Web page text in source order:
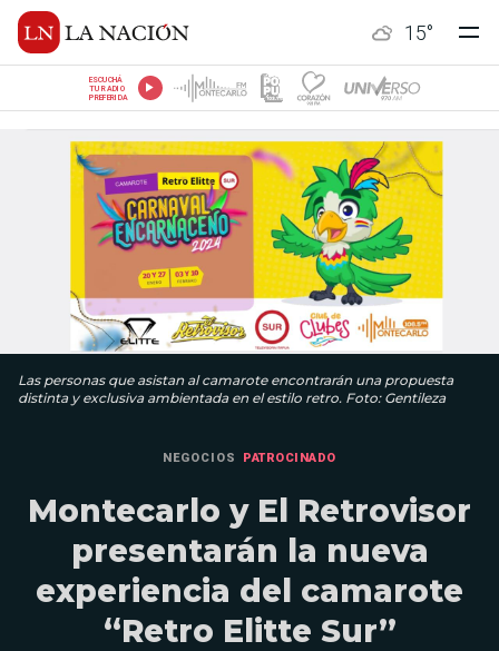
15°
ESCUCHÁ
TU RADIO
PREFERIDA
Las personas que asistan al camarote encontrarán una propuesta
distinta y exclusiva ambientada en el estilo retro. Foto: Gentileza
NEGOCIOS PATROCINADO
Montecarlo y El Retrovisor
presentarán la nueva
experiencia del camarote
“Retro Elitte Sur”